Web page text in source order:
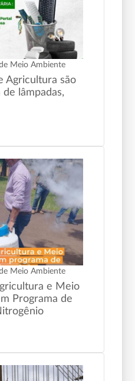
Meio Ambiente
Agricultura são
lâmpadas,
Meio Ambiente
e Meio
Programa de